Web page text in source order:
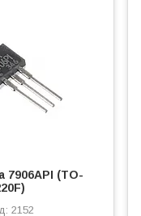
7906API (TO-
2152